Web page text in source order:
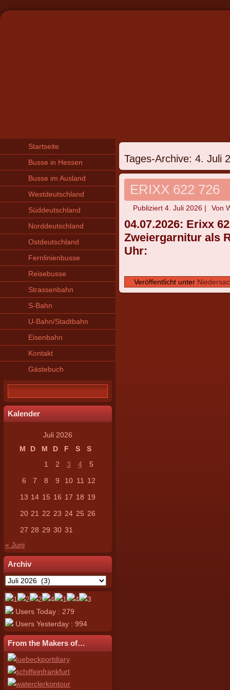
Startseite
Busse in Hessen
Busse im Ausland
Westdeutschland
Süddeutschland
Norddeutschland
Ostdeutschland
Fernlinienbusse
Reisebusse
Strassenbahn
S-Bahn
U-Bahn/Stadtbahn
Eisenbahn
Kontakt
Gästebuch
Kalender
Juli 2026
M
D M D F S
S
1
2 3 4
5
6
7 8 9 10 11
12
13 14 15 16 17 18 19
20 21 22 23 24 25 26
27 28 29 30 31
« Juni
Archiv
Archiv
Users Today : 279
Users Yesterday : 994
From the Makers of…
Tages-Archive: 4. Juli
ERIXX 622 726
Publiziert 4. Juli 2026 | Von
04.07.2026: Erixx
Zweiergarnitur als
Uhr:
Veröffentlicht unter